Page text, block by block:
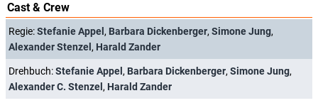
Cast & Crew
Regie:Stefanie Appel , Barbara Dickenberger, Simone Jung,
Alexander Stenzel , Harald Zander
Drehbuch:Stefanie Appel , Barbara Dickenberger, Simone Jung,
Alexander C. Stenzel , Harald Zander